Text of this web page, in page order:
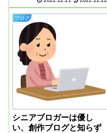
しまいました。まだご存命でし
た。さすがにサムネイル画像
に、葬儀の写真があると、ギョ
ッとします、作り物とわかって
いても。シニアブロ...
ブログ
シニアブロガーは優し
い、創作ブログと知らず